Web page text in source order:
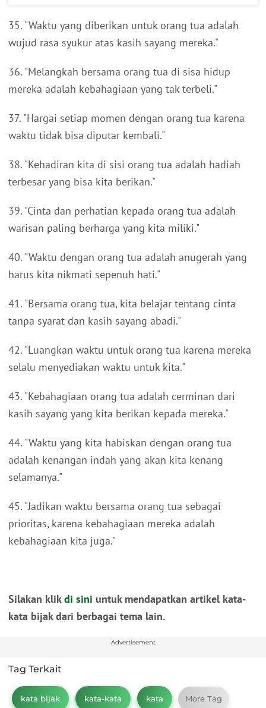
35. "Waktu yang diberikan untuk orang tua adalah
wujud rasa syukur atas kasih sayang mereka."
36. "Melangkah bersama orang tua di sisa hidup
mereka adalah kebahagiaan yang tak terbeli."
37. "Hargai setiap momen dengan orang tua karena
waktu tidak bisa diputar kembali."
38. "Kehadiran kita di sisi orang tua adalah hadiah
terbesar yang bisa kita berikan."
39. "Cinta dan perhatian kepada orang tua adalah
warisan paling berharga yang kita miliki."
40. "Waktu dengan orang tua adalah anugerah yang
harus kita nikmati sepenuh hati."
41. "Bersama orang tua, kita belajar tentang cinta
tanpa syarat dan kasih sayang abadi."
42. "Luangkan waktu untuk orang tua karena mereka
selalu menyediakan waktu untuk kita."
43. "Kebahagiaan orang tua adalah cerminan dari
kasih sayang yang kita berikan kepada mereka."
44. "Waktu yang kita habiskan dengan orang tua
adalah kenangan indah yang akan kita kenang
selamanya."
45. "Jadikan waktu bersama orang tua sebagai
prioritas, karena kebahagiaan mereka adalah
kebahagiaan kita juga."
Silakan klikdi sini untuk mendapatkan artikel kata-
kata bijak dari berbagai tema lain.
Advertisement
Tag Terkait
kata bijak kata-kata kata More Tag